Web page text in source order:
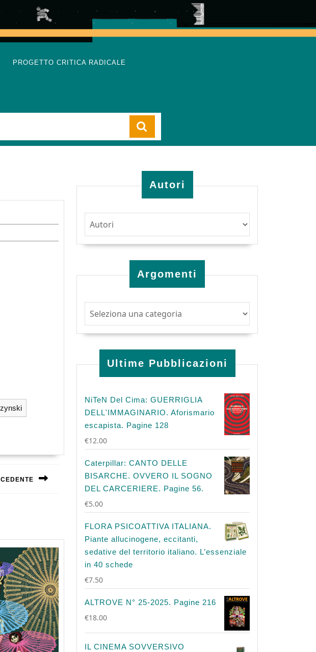
PROGETTO CRITICA RADICALE
Autori
Argomenti
Ultime Pubblicazioni
NiTeN Del Cima: GUERRIGLIA
DELL'IMMAGINARIO. Aforismario
escapista. Pagine 128
€12.00
Caterpillar: CANTO DELLE
BISARCHE. OVVERO IL SOGNO
DEL CARCERIERE. Pagine 56.
€5.00
FLORA PSICOATTIVA ITALIANA.
Piante allucinogene, eccitanti,
sedative del territorio italiano. L’essenziale
in 40 schede
€7.50
ALTROVE N° 25-2025. Pagine 216
€18.00
IL CINEMA SOVVERSIVO